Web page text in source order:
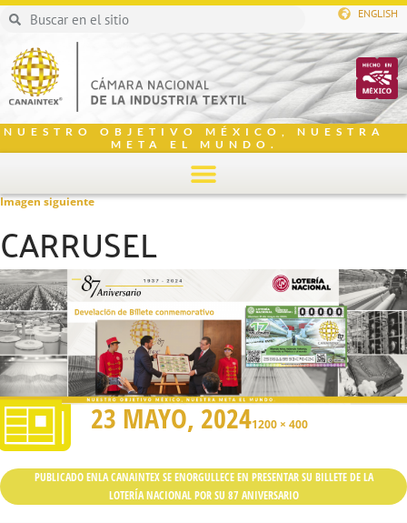
ENGLISH
NUESTRO OBJETIVO MÉXICO, NUESTRA
META EL MUNDO.
Imagen siguiente
CARRUSEL
23 MAYO, 20241200 × 400
PUBLICADO ENLA CANAINTEX SE ENORGULLECE EN PRESENTAR SU BILLETE DE LA
LOTERÍA NACIONAL POR SU 87 ANIVERSARIO